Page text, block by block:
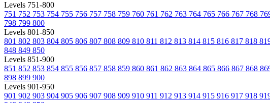
Levels 751-800
751 752 753 754 755 756 757 758 759 760 761 762 763 764 765 766 767 768
798 799 800
Levels 801-850
801 802 803 804 805 806 807 808 809 810 811 812 813 814 815 816 817 818
848 849 850
Levels 851-900
851 852 853 854 855 856 857 858 859 860 861 862 863 864 865 866 867 868
898 899 900
Levels 901-950
901 902 903 904 905 906 907 908 909 910 911 912 913 914 915 916 917 918